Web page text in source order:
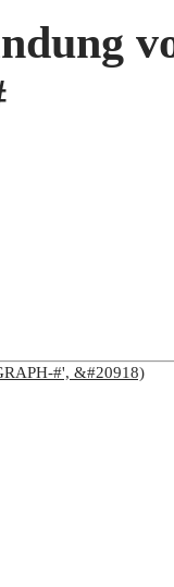
#', &#20918)